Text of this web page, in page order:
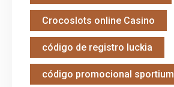
Crocoslots online Casino
código de registro luckia
código promocional sportium